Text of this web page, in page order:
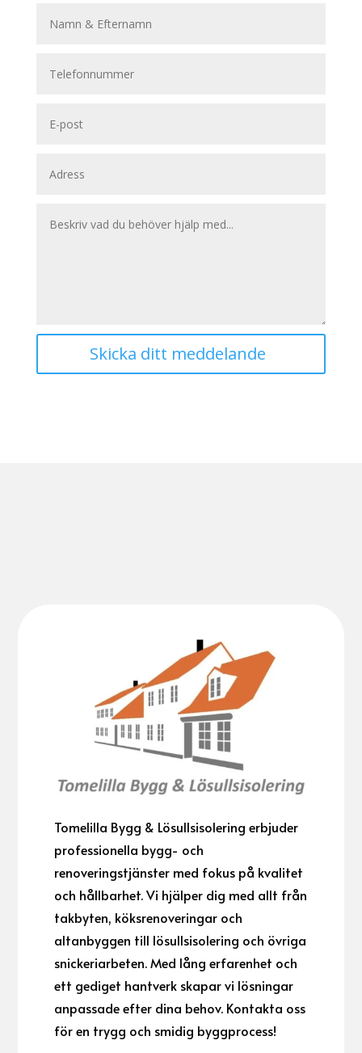
Skicka ditt meddelande
Tomelilla Bygg & Lösullsisolering erbjuder
professionella bygg- och
renoveringstjänster med fokus på kvalitet
och hållbarhet. Vi hjälper dig med allt från
takbyten, köksrenoveringar och
altanbyggen till lösullsisolering och övriga
snickeriarbeten. Med lång erfarenhet och
ett gediget hantverk skapar vi lösningar
anpassade efter dina behov. Kontakta oss
för en trygg och smidig byggprocess!